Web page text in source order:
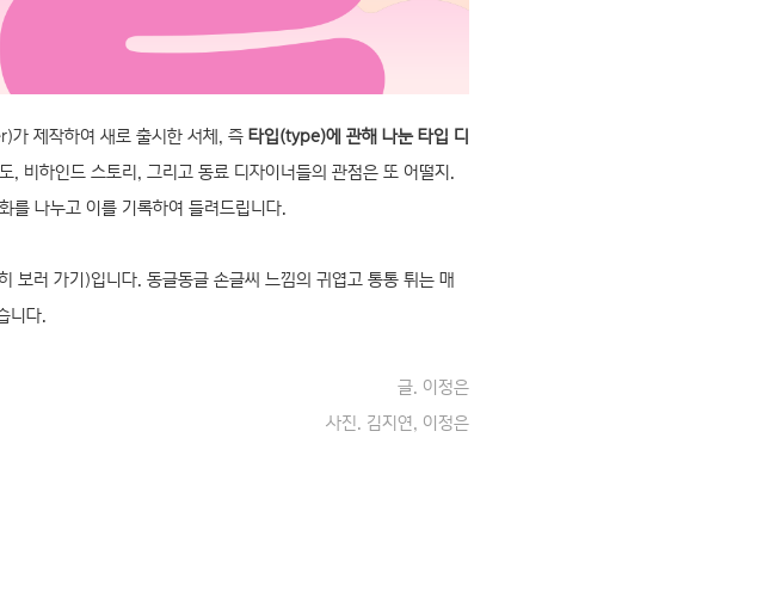
제작하여 새로 출시한 서체, 즉 타입(type)에 관해 나눈 타입 디
비하인드 스토리, 그리고 동료 디자이너들의 관점은 또 어떨지.
를 나누고 이를 기록하여 들려드립니다.
보러 가기 )입니다. 동글동글 손글씨 느낌의 귀엽고 통통 튀는 매
니다.
글. 이정은
사진. 김지연, 이정은